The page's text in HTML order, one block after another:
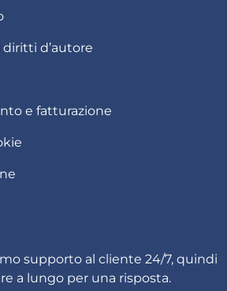
diritti d’autore
e fatturazione
supporto al cliente 24/7, quindi
a lungo per una risposta.